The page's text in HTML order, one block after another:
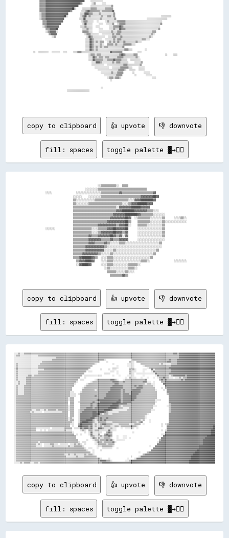
            ▒▒▒▒▒▒▓▓▓▓▓▓▓▓▓▓▓▓▓▓▓▓▓▓▓▓▓▓▓▓▓▓▓▓▓▓▓▓▓▓▒▒      ░░▒▒    ░░░░
            ▒▒▒▒▒▒▓▓▓▓▓▓▓▓▓▓▓▓▓▓▓▓▓▓▓▓▓▓▓▓▓▓▓▓▓▓▓▓        ░░░░░░░░░░░░░░░░░░░░▒▒
            ▒▒▒▒▒▒▓▓▓▓▓▓▓▓▓▓▓▓▓▓▓▓▓▓▓▓▓▓▓▓▓▓██░░    ░░░░░░░░▒▒▒▒▒▒░░░░░░░░▒▒▒▒▒▒▒▒
            ▒▒▒▒▒▒▓▓▓▓▓▓▓▓▓▓▓▓▓▓▓▓▓▓▓▓▓▓▓▓▒▒      ░░░░▒▒▓▓▒▒▒▒▒▒▒▒▒▒░░▒▒▒▒▒▒▒▒▒▒▓▓
            ░░▒▒▒▒▓▓▓▓▓▓▓▓▓▓▓▓▓▓▓▓▓▓▓▓▓▓        ░░░░▓▓▓▓▒▒▒▒░░░░░░▒▒░░░░░░░░░░░░▒▒
            ░░▒▒▒▒▓▓▓▓▓▓▓▓▓▓▓▓▓▓▓▓▓▓██░░        ░░▒▒▓▓░░▒▒░░░░░░░░░░▒▒░░░░▒▒▒▒░░▒▒                              ░░░░░░░░░░
            ░░▒▒▒▒▓▓▓▓▓▓▓▓▓▓▓▓▓▓▓▓▓▓          ░░░░▓▓░░░░░░░░░░░░░░▒▒░░░░░░░░░░░░▒▒                    ░░░░░░░░░░░░░░░░░░░░
              ▒▒▒▒▓▓▓▓▓▓▓▓▓▓▓▓▓▓▓▓            ░░▒▒▒▒░░░░░░  ░░    ░░▒▒░░░░░░░░▒▒▒▒▒▒▒▒░░░░░░░░░░░░░░░░░░░░░░░░░░░░░░░░░░░░
              ▒▒▒▒▓▓▓▓▓▓▓▓▓▓▓▓▓▓              ░░▓▓░░░░░░    ░░░░  ░░░░░░▒▒  ░░▒▒▒▒▒▒░░░░░░░░░░░░░░░░░░░░░░░░░░░░░░░░░░▒▒
              ░░▒▒▓▓▓▓▓▓▓▓▓▓▓▓              ░░░░▒▒░░░░░░  ░░░░      ░░░░▒▒▒▒▒▒▓▓▒▒░░░░░░░░░░░░░░░░░░░░░░░░░░░░░░░░░░░░
                ▒▒▒▒▓▓▓▓▓▓██                ░░░░▒▒░░░░    ░░░░    ░░░░▒▒░░░░▓▓▒▒▒▒░░░░░░░░░░░░░░░░░░░░░░░░░░░░░░░░▒▒
                ░░▒▒▓▓▓▓▓▓░░                ▒▒▒▒▒▒░░░░    ░░░░░░░░░░░░▒▒░░░░▒▒▒▒░░░░░░░░░░░░░░░░░░░░░░░░░░░░░░▒▒▒▒
                  ▒▒▓▓▓▓▓▓                  ░░▒▒▒▒░░░░░░░░  ░░░░░░░░░░▒▒░░▒▒▒▒░░░░░░░░░░░░░░░░░░░░░░░░░░░░░░▒▒░░
                    ░░▒▒                    ░░▓▓▒▒░░░░░░░░░░░░  ░░░░▒▒▒▒░░░░▒▒░░░░░░░░░░░░░░░░░░░░░░░░░░▒▒░░
                                          ░░░░▓▓▒▒░░░░░░░░  ░░░░░░░░▒▒░░▒▒▒▒░░░░░░░░░░░░░░░░░░░░▒▒▒▒░░░░
                                          ░░░░▓▓▒▒░░▒▒░░▒▒▒▒  ░░▒▒░░▒▒░░▒▒░░░░▒▒░░░░░░░░░░▒▒░░░░
                                          ░░░░▓▓▒▒░░░░░░▒▒░░  ▒▒▒▒▒▒░░▒▒░░░░░░▒▒▒▒▒▒▒▒░░░░
                                          ░░░░▓▓▒▒░░▒▒░░▒▒░░▒▒▒▒░░░░░░░░░░░░░░▒▒
                                          ░░░░▓▓▒▒░░▒▒░░░░░░░░░░░░░░░░░░░░░░░░░░▒▒▒▒░░░░        ░░
        ░░  ░░░░░░░░░░  ░░░░░░░░  ░░░░    ░░░░▒▒▒▒░░░░░░░░░░░░░░░░░░░░░░░░░░░░▓▓▒▒▒▒▒▒▒▒▒▒          ░░░░
                                            ░░▒▒▒▒░░▒▒▒▒░░░░░░░░░░░░░░░░░░▒▒▓▓▒▒░░░░░░░░▒▒▒▒                  ░░    ░░░░
                                            ░░░░▓▓▒▒░░▒▒▒▒░░▒▒▒▒░░░░░░░░▒▒▒▒▒▒░░░░░░░░░░░░▒▒░░
                                            ░░░░▓▓▒▒▒▒▒▒▒▒░░░░▒▒▒▒▒▒▓▓▒▒▒▒▒▒░░░░░░  ░░░░░░░░░░
                                              ░░░░▓▓▓▓▒▒░░░░░░░░░░▒▒░░▒▒▒▒░░░░░░░░    ░░░░░░▒▒
                                              ░░░░░░░░░░░░  ░░░░░░░░░░░░░░░░▒▒▒▒░░░░░░░░░░░░▒▒
                                                ░░░░░░░░░░░░░░  ░░░░░░░░▒▒▒▒▒▒▒▒░░░░    ░░░░░░
                                                  ░░░░░░░░░░░░░░░░░░░░▒▒▒▒▒▒░░  ░░░░░░  ░░░░░░
                                                    ░░░░░░░░░░▒▒░░░░▒▒▒▒▒▒      ░░      ░░░░░░
                                                      ░░░░░░░░░░░░▒▒▒▒▒▒        ░░      ░░░░░░
                                                        ░░▒▒▒▒░░▒▒▒▒░░                    ░░░░
copy to clipboard 👍 upvote 👎 downvote
fill: spaces toggle palette ▓→✊🏽
                                    ░░▒▒▒▒▒▒▒▒▒▒░░  ▒▒▒▒
                            ░░░░░░░░▒▒▒▒▒▒▒▒▒▒▒▒▒▒▒▒▒▒▒▒▒▒▒▒▒▒▒▒▒▒▒▒
  ░░░░                ░░░░░░░░░░░░░░░░▒▒▒▒▒▒▒▒▒▒▒▒▓▓▒▒▒▒▒▒▒▒▒▒▒▒▒▒▒▒▒▒▒▒▓▓
                    ░░░░░░    ░░░░░░░░▒▒▒▒▒▒▒▒▒▒▒▒▒▒▒▒▒▒▒▒▒▒▒▒▒▒▓▓▓▓▓▓▓▓██▓▓
                    ▒▒░░░░░░░░░░░░▒▒▒▒▒▒▒▒▒▒▒▒▒▒▒▒▒▒▒▒▒▒░░░░▓▓▓▓████████▓▓
                    ▒▒░░░░░░░░▒▒▒▒▒▒▒▒▒▒▒▒▒▒▒▒▒▒▒▒▒▒░░░░▒▒▓▓▓▓██████▓▓▓▓
                    ▒▒▒▒▒▒▒▒▒▒▒▒▒▒▒▒▒▒▒▒▒▒▒▒▒▒▒▒░░▓▓▓▓▓▓▓▓██████▓▓▓▓▓▓
                    ▒▒▒▒▒▒▒▒▒▒▒▒▒▒▒▒▒▒▒▒▒▒▒▒▒▒▒▒▓▓▓▓████████▓▓▓▓▓▓▓▓▒▒▒▒░░░░
                    ▒▒▒▒▒▒▒▒▒▒▒▒▒▒▒▒▒▒▒▒▒▒▒▒▒▒▓▓▓▓▓▓▓▓████████▓▓▒▒▒▒▒▒▒▒░░░░░░░░
                    ▒▒▒▒▒▒▒▒▒▒▒▒▒▒▒▒▒▒▒▒▒▒▒▒▓▓▓▓▓▓▓▓▓▓██▓▓  ░░▒▒▒▒▒▒▒▒░░░░░░░░▒▒      ░░░░▒▒░░
                    ▒▒▒▒▒▒▒▒▒▒▒▒▒▒▒▒▒▒▒▒▒▒▓▓▓▓▓▓▓▓▓▓▓▓██▒▒    ▒▒▒▒▒▒▒▒░░░░░░░░▒▒░░░░░░░░░░░░░░
                    ▒▒▒▒▒▒▒▒▒▒▒▒▒▒▒▒▓▓▓▓▓▓▓▓▓▓▓▓▒▒▓▓▓▓██░░    ▒▒▒▒▒▒░░░░░░░░░░▒▒
  ░░░░░░            ▒▒▒▒▒▒▒▒▒▒▒▒░░░░▒▒▒▒▒▒▓▓▓▓██▓▓▓▓▓▓██      ░░░░░░░░░░░░░░░░▒▒
                    ▒▒▒▒▒▒▒▒▒▒▒▒░░░░▒▒▓▓▓▓▓▓▓▓██▓▓▓▓▒▒▓▓      ░░░░░░░░░░░░░░░░▒▒
                    ▒▒▒▒▒▒▒▒▒▒▓▓▒▒▒▒▓▓▓▓▓▓▓▓██▓▓▒▒▓▓░░▓▓      ░░░░░░░░░░░░░░░░▒▒
                    ▒▒▒▒▒▒▒▒▒▒▓▓▓▓▓▓▓▓▒▒▒▒▒▒▓▓▒▒▒▒▓▓▓▓▓▓      ░░░░░░░░░░░░░░░░░░
                    ▒▒▒▒▒▒▒▒▒▒▓▓▓▓▒▒▒▒▒▒▓▓▒▒░░░░░░▒▒▒▒░░░░░░░░░░░░░░░░░░░░░░▒▒
                    ▒▒▒▒▒▒▒▒▓▓▓▓▓▓▓▓▓▓▓▓▒▒░░░░░░░░░░░░░░░░░░░░░░░░░░░░░░░░░░░░
                    ▒▒▒▒▒▒▒▒▓▓▓▓▓▓▓▓▓▓▓▓░░░░░░▒▒░░░░░░░░░░░░░░░░░░░░░░░░░░▒▒
                    ▒▒▒▒▒▒▓▓▓▓▓▓▓▓▓▓▒▒░░░░░░▒▒░░░░░░░░░░░░░░░░░░░░░░░░░░▒▒
                    ▒▒▒▒▓▓██████▓▓▒▒  ░░░░▒▒▒▒░░░░░░░░░░░░░░░░░░░░░░░░▒▒
                      ▒▒▓▓▓▓████▓▓    ░░░░▒▒▒▒░░░░░░░░░░░░░░░░░░▒▒▒▒░░                ░░░░░░░░
                      ░░▓▓████▓▓      ░░░░▒▒▒▒░░░░░░░░░░▒▒▒▒▒▒░░
                                        ░░▒▒░░░░░░░░░░░░▒▒▒▒░░
                                          ▒▒▒▒▒▒░░░░░░▒▒░░░░
copy to clipboard 👍 upvote 👎 downvote
fill: spaces toggle palette ▓→✊🏽
░░░░▒▒░░░░▒▒▒▒▒▒▒▒▒▒▒▒▒▒▒▒▒▒▒▒▒▒▒▒▒▒▒▒▒▒▒▒▒▒▒▒▒▒▒▒▒▒▒▒▒▒▒▒▒▒▒▒▒▒▒▒▒▒▒▒▒▒▒▒▒▒▒▒▒▒▒▒▒▒▒▒▒▒▒▒▒▒▒▒▒▒▒▒▒▒▒▒▒▒▒▒▒▒▒▒▒▒▒▒▒▒▒▒▒▒▒▒▒▒▒▒▒▒▒▒▒▒▒▒▒▒▒▒▒▒▒▒▒▒▒▒▒▒▒▒▒▒▒▒▒▒▒▒▓▓▓▓▒▒▓▓▓▓▓▓▓▓▓▓▓▓▓▓▓▓▓▓▓▓▓▓▓▓▓▓▓▓▓▓▓▓▓▓▓▓
░░▒▒▒▒░░░░░░░░░░░░░░░░░░▒▒▒▒▒▒▒▒▒▒▒▒▒▒▒▒▒▒▒▒▒▒▒▒▒▒▒▒▒▒▒▒▒▒▒▒▒▒▒▒▒▒▒▒▒▒▒▒▒▒▒▒▒▒▒▒▒▒▒▒▒▒▒▒▒▒▒▒▒▒▒▒▒▒▒▒▒▒▒▒▒▒▒▒▒▒▒▒▒▒▒▒▒▒▒▒▒▒▒▒▒▒▒▒▒▒▒▒▒▒▒▒▒▒▒▒▒▒▒▒▒▒▒▒▒▒▒▒▒▒▒▒▒▒▒▒▒▒▒▒▓▓▓▓▓▓▓▓▓▓▓▓▓▓▓▓▓▓▓▓▓▓▓▓▓▓▓▓▓▓▓▓▓▓▓▓
░░░░░░░░░░░░░░░░░░░░░░░░░░░░░░░░░░░░░░░░░░▒▒▒▒▒▒▒▒▒▒▒▒▒▒▒▒▒▒▒▒▒▒▒▒▒▒▒▒▒▒▒▒▒▒▒▒▒▒▒▒▒▒▒▒▒▒▒▒▒▒▒▒▒▒▒▒▒▒▒▒▒▒▒▒▒▒▒▒▒▒▒▒▒▒▒▒▒▒▒▒▒▒▒▒▒▒▒▒▒▒▒▒▒▒▒▒▒▒▒▒▒▒▒▒▒▒▒▒▒▒▒▒▒▒▒▒▒▒▒▒▒▒▓▓▓▓▓▓▓▓▓▓▓▓▓▓▓▓▓▓▓▓▓▓▓▓▓▓▓▓▓▓▓▓▓▓▓▓
░░░░░░░░░░░░░░░░░░░░░░░░░░░░░░░░░░░░░░▒▒▒▒▒▒▒▒▒▒▒▒▒▒▒▒▒▒▒▒▒▒▒▒▒▒▒▒▒▒▒▒▒▒▒▒▒▒▒▒▒▒▒▒▒▒▒▒▒▒▒▒░░                        ░░▒▒▒▒▒▒▒▒▒▒▒▒▒▒▒▒▒▒▒▒▒▒▒▒▒▒▒▒▒▒▒▒▒▒▒▒▓▓▒▒▒▒▒▒▓▓▓▓▓▓▓▓▓▓▓▓▓▓▓▓▓▓▓▓▓▓▓▓▓▓▓▓▓▓▓▓▓▓▓▓▓▓
░░░░░░░░░░░░░░░░░░░░░░░░░░░░▒▒▒▒▒▒▒▒▒▒▒▒▒▒▒▒▒▒▒▒▒▒▒▒▒▒▒▒▒▒▒▒▒▒▒▒▒▒▒▒▒▒▒▒▒▒▒▒▒▒▒▒▒▒▒▒░░      ░░                    ▒▒░░░░  ▒▒▒▒▒▒▒▒▒▒▒▒▒▒▒▒▒▒▒▒▒▒▒▒▒▒▒▒▒▒▓▓▓▓▒▒▒▒▒▒▓▓▓▓▓▓▓▓▓▓▓▓▓▓▓▓▓▓▓▓▓▓▓▓▓▓▓▓▓▓▓▓▓▓▓▓▓▓
░░▒▒░░░░░░░░░░░░░░░░░░░░░░▒▒▒▒▒▒▒▒▒▒▒▒▒▒▒▒▒▒▒▒▒▒▒▒▒▒▒▒▒▒▒▒▒▒▒▒▒▒▒▒▒▒▒▒▒▒▒▒▒▒▒▒▒▒░░                ░░            ░░░░░░░░      ▒▒▒▒▒▒▒▒▒▒▒▒▒▒▒▒▒▒░░▒▒░░░░░░░░▒▒▒▒▒▒▓▓▓▓▓▓▓▓▓▓▓▓▓▓▓▓▓▓▓▓▓▓▓▓▓▓▓▓▓▓▓▓▓▓▓▓▓▓
░░▒▒░░░░░░░░░░░░░░░░░░░░▒▒▒▒▒▒▒▒▒▒▒▒▒▒▒▒▒▒▒▒▒▒▒▒▒▒▒▒▒▒▒▒▒▒▒▒▒▒▒▒▒▒▒▒▒▒▒▒▒▒▒▒▒▒                        ░░        ░░░░░░░░        ░░▒▒▒▒▒▒▒▒▒▒▒▒▒▒▒▒▒▒▒▒▒▒▒▒▒▒▓▓▓▓▓▓▓▓▓▓▓▓▓▓▓▓▓▓▓▓▓▓▓▓▓▓▓▓▓▓▓▓▓▓▓▓▓▓▓▓▓▓▓▓
░░▒▒░░░░░░░░░░░░░░░░░░░░▒▒▒▒▒▒▒▒▒▒▒▒▒▒▒▒▒▒▒▒▒▒▒▒▒▒▒▒▒▒▒▒▒▒▒▒▒▒▒▒▒▒▒▒▒▒▒▒▒▒▒▒                      ░░░░░░          ░░░░░░            ░░▒▒▒▒▒▒▒▒▒▒▒▒▒▒▒▒▒▒▒▒▓▓▓▓▓▓▓▓▓▓▓▓▓▓▓▓▓▓▓▓▓▓▓▓▓▓▓▓▓▓▓▓▓▓▓▓▓▓▓▓▓▓▓▓▓▓
░░▒▒░░░░░░░░░░░░░░░░░░░░░░░░░░▒▒▒▒▒▒▒▒▒▒▒▒▒▒▒▒▒▒▒▒▒▒▒▒▒▒▒▒▒▒▒▒▒▒▒▒▒▒▒▒▒▒▒▒            ░░      ░░  ░░░░            ▒▒░░▒▒░░      ░░░░    ▓▓░░▒▒▒▒▒▒▒▒▒▒▒▒▒▒▒▒▓▓▓▓▓▓▓▓▓▓▓▓▓▓▓▓▓▓▓▓▓▓▓▓▓▓▓▓▓▓▓▓▓▓▓▓▓▓▓▓▓▓▓▓
░░▒▒░░░░░░░░░░░░░░░░░░░░▒▒▒▒▒▒▒▒▒▒▒▒▒▒▒▒▒▒▒▒▒▒▒▒▒▒▒▒▒▒▒▒▒▒▒▒▒▒▒▒▒▒▒▒▒▒▒▒  ░░░░                  ░░░░  ░░          ▒▒░░░░░░      ░░      ░░▓▓▒▒▒▒▒▒▒▒▒▒▒▒▒▒▒▒▓▓▓▓▓▓▓▓▓▓▓▓▓▓▓▓▓▓▓▓▓▓▓▓▓▓▓▓▓▓▓▓▓▓▓▓▓▓▓▓▓▓▓▓
░░▒▒░░░░░░░░░░░░░░░░░░░░▒▒▒▒▒▒▒▒▒▒▒▒▒▒▒▒▒▒▒▒▒▒▒▒▒▒▒▒▒▒▒▒▒▒▒▒▒▒▒▒▒▒▒▒▒▒                    ░░░░░░      ░░          ▒▒░░░░  ░░░░░░░░░░░░░░░░░░▓▓▒▒▒▒▒▒▒▒▒▒▒▒▓▓▓▓▓▓▓▓▓▓▓▓▓▓▓▓▓▓▓▓▓▓▓▓▓▓▓▓▓▓▓▓▓▓▓▓▓▓▓▓▓▓▓▓▓▓
░░▒▒░░░░░░░░░░▒▒▒▒░░▒▒▒▒▒▒▒▒▒▒▒▒▒▒▒▒▒▒▒▒▒▒▒▒▒▒▒▒▒▒▒▒▒▒▒▒▒▒▒▒▒▒▒▒▒▒▒▒  ░░░░░░░░░░░░░░░░░░          ░░    ░░      ░░░░░░░░        ░░          ░░▓▓▒▒▒▒▒▒▒▒▒▒░░▒▒▓▓▓▓▓▓▓▓▓▓▓▓▒▒▓▓▓▓▓▓▓▓▓▓▓▓▓▓▓▓▓▓▓▓▓▓▓▓▓▓▓▓
░░▒▒░░░░░░░░▒▒▒▒▒▒▒▒▒▒▒▒▒▒▒▒▒▒▒▒▒▒▒▒▒▒▒▒▒▒▒▒▒▒▒▒▒▒▒▒▒▒▒▒▒▒▒▒▒▒▒▒▒▒    ░░                                      ░░  ▒▒░░░░░░    ░░    ░░    ░░  ░░▒▒▒▒▓▓▒▒▒▒░░░░  ░░░░▒▒░░▒▒▒▒▓▓▓▓▓▓▓▓▓▓▓▓▓▓▓▓▓▓▓▓▓▓▓▓▓▓▓▓
░░▒▒░░░░░░░░▒▒▒▒▒▒▒▒▒▒▒▒▒▒▒▒▒▒▒▒▒▒▒▒▒▒▒▒▒▒▒▒▒▒▒▒▒▒▒▒▒▒▒▒▒▒▒▒▒▒▒▒  ░░░░          ░░▒▒▒▒▒▒▒▒▒▒▒▒▒▒▓▓▓▓▒▒░░    ░░▒▒▒▒▒▒▒▒▒▒▒▒▒▒▒▒▒▒▒▒▓▓            ▒▒▓▓▒▒▓▓▒▒▒▒▒▒▒▒▒▒▒▒▒▒▓▓▒▒▓▓▓▓▓▓▓▓▓▓▓▓▓▓▓▓▓▓▓▓▓▓▓▓▓▓▓▓▓▓
░░░░▒▒░░░░░░▒▒▒▒▒▒▒▒▒▒▒▒▒▒▒▒▒▒▒▒▒▒▒▒▒▒▒▒▒▒▒▒▒▒▒▒▒▒▒▒▒▒▒▒▒▒▒▒▒▒░░            ░░▒▒▒▒▒▒▒▒▒▒▒▒▒▒▒▒▒▒▒▒▓▓▓▓▓▓▒▒▒▒▓▓▒▒▒▒▒▒▒▒▒▒▒▒▒▒▒▒▒▒▓▓▓▓░░░░  ░░      ▒▒▒▒▓▓▓▓▓▓▓▓▓▓▓▓▓▓▓▓▓▓▓▓▓▓▓▓▓▓▓▓▓▓▓▓▓▓▓▓▓▓▓▓▓▓▓▓▓▓▓▓▓▓
░░░░▒▒░░░░░░▒▒▒▒▒▒▒▒▒▒▒▒▒▒▒▒▒▒▒▒▒▒▒▒▒▒▒▒▒▒▒▒▒▒▒▒▒▒▒▒▒▒▒▒▒▒▒▒░░          ░░▒▒▒▒▒▒▒▒▒▒▒▒▒▒▒▒▒▒▒▒▒▒▒▒▒▒▓▓▓▓▒▒▒▒▒▒▒▒▒▒▒▒▒▒▒▒▒▒▒▒▒▒▒▒▒▒░░▒▒▒▒░░░░        ▓▓▓▓▓▓▓▓▓▓▓▓▓▓▓▓▓▓▓▓▓▓▓▓▓▓▓▓▓▓▓▓▓▓▓▓▓▓▓▓▓▓▓▓▓▓▓▓▓▓▓▓
░░▒▒░░░░░░▒▒▒▒▒▒▒▒▒▒▒▒▒▒▒▒▒▒▒▒▒▒▒▒▒▒▒▒▒▒▒▒▒▒▒▒▒▒▒▒▒▒▒▒▒▒▒▒▒▒          ░░▒▒▒▒▒▒▒▒▒▒▒▒▒▒▒▒▒▒▒▒▒▒▒▒▒▒▓▓▓▓▓▓▓▓▓▓▒▒▒▒▒▒▒▒▒▒▒▒▓▓▒▒▓▓▓▓▒▒▒▒▒▒▒▒▒▒░░          ▓▓▓▓▓▓▓▓▓▓▓▓▓▓▓▓▓▓▓▓▓▓▓▓▓▓▓▓▓▓▓▓▓▓▓▓▓▓▓▓▓▓▓▓▓▓▓▓▓▓
░░▒▒░░░░░░▒▒▒▒▒▒▒▒▒▒▒▒▒▒▒▒▒▒▒▒▒▒▒▒▒▒▒▒▒▒▒▒▒▒▒▒▒▒▒▒▒▒▒▒▒▒▒▒          ░░▒▒▒▒▒▒▒▒▒▒▒▒▒▒▒▒▒▒▒▒▒▒▒▒▒▒▓▓▓▓▓▓▓▓▓▓▓▓▒▒▒▒▒▒▒▒▒▒▒▒▒▒▓▓▓▓▓▓▒▒▒▒▒▒▒▒▒▒▒▒      ░░  ▒▒▓▓▓▓▓▓▓▓▓▓▓▓▓▓▓▓▓▓▓▓▓▓▓▓▓▓▓▓▓▓▓▓▓▓▓▓▓▓▓▓▓▓▓▓▓▓▓▓
░░▒▒░░░░░░▒▒▒▒▒▒▒▒▒▒▒▒▒▒▒▒▒▒▒▒▒▒▒▒▒▒▒▒▒▒▒▒▒▒▒▒▒▒▒▒▒▒▒▒▒▒▒▒          ▒▒▒▒▒▒▒▒▒▒▒▒░░▒▒▒▒▒▒▒▒▒▒▒▒▒▒▓▓▓▓▓▓▓▓▓▓▒▒▓▓▒▒▒▒▒▒▒▒▓▓▓▓▓▓▓▓▒▒▒▒▒▒▒▒▒▒▒▒▒▒░░      ░░  ▓▓▓▓▓▓▓▓▓▓▓▓▓▓▓▓▓▓▓▓▓▓▓▓▓▓▓▓▓▓▓▓▓▓▓▓▓▓▓▓▓▓▓▓▓▓▓▓
░░▒▒░░░░░░▒▒▒▒▒▒▒▒▒▒▒▒▒▒▒▒▒▒▒▒▒▒▒▒▒▒▒▒▒▒▒▒▒▒▒▒▒▒▒▒▒▒▒▒▒▒░░░░      ░░▒▒▒▒▒▒▒▒▒▒▒▒▒▒▒▒▒▒▒▒▒▒▒▒▒▒▓▓▓▓▓▓▓▓▓▓▓▓▒▒▓▓▒▒▒▒▒▒▓▓▓▓▓▓▓▓▓▓▒▒▒▒▒▒▒▒▒▒▒▒▒▒▒▒          ▓▓▓▓▓▓▓▓▓▓▓▓▓▓▓▓▓▓▓▓▓▓▓▓▓▓▓▓▓▓▓▓▓▓▓▓▓▓▓▓▓▓▓▓▓▓▓▓
░░▒▒░░░░░░▒▒▒▒▒▒▒▒▒▒▒▒▒▒▒▒▒▒▒▒▒▒▒▒▒▒▒▒▒▒▒▒▒▒▒▒▒▒▒▒▒▒▒▒▒▒░░░░░░  ░░▒▒▒▒▒▒▒▒▒▒▒▒▒▒▒▒▒▒▒▒▒▒▒▒▒▒▓▓▓▓▓▓▓▓▓▓▓▓▓▓▒▒▓▓▓▓▓▓▒▒▓▓▓▓▓▓▓▓▒▒▒▒▒▒▒▒▒▒▒▒▒▒▒▒▒▒          ▒▒▓▓▓▓▓▓▓▓▓▓▓▓▓▓▓▓▓▓▓▓▓▓▓▓▓▓▓▓▓▓▓▓▓▓▓▓▓▓▓▓▓▓▓▓▓▓
░░▒▒▒▒▒▒▒▒▒▒▒▒▒▒▒▒▒▒▒▒▒▒▒▒▒▒▒▒▒▒▒▒▒▒▒▒▒▒▒▒▒▒▒▒▒▒▒▒▒▒▒▒▒▒░░░░░░    ▒▒▒▒▒▒▒▒▒▒▒▒▒▒▓▓▒▒▒▒▒▒▒▒▒▒▓▓▓▓▓▓▓▓▓▓▓▓▓▓▒▒▓▓▓▓▓▓▓▓▓▓▓▓▓▓▒▒▒▒▒▒▒▒▒▒▒▒▒▒▒▒▒▒▒▒            ▓▓▓▓▓▓▓▓▓▓▓▓▓▓▓▓▓▓▓▓▓▓▓▓▓▓▓▓▓▓▓▓▓▓▓▓▓▓▓▓▓▓▓▓▓▓
░░▒▒▒▒▒▒▒▒▒▒▒▒▒▒▒▒▒▒▒▒▒▒▒▒▒▒▒▒▒▒▒▒▒▒▒▒▒▒▒▒▒▒▒▒▒▒▒▒▒▒▒▒░░▒▒▒▒      ▒▒▒▒▒▒▒▒▒▒▒▒▒▒▒▒▒▒▒▒▒▒▒▒▓▓▓▓▓▓▓▓▓▓▓▓▓▓▓▓▒▒▓▓▓▓▓▓▓▓▓▓▓▓▓▓▒▒▒▒▒▒▒▒▒▒▒▒▒▒▒▒▒▒▒▒            ▓▓▓▓▓▓▓▓▓▓▓▓▓▓▓▓▓▓▓▓▓▓▓▓▓▓▓▓▓▓▓▓▓▓▓▓▓▓▓▓▓▓▓▓▓▓
░░▒▒▒▒▒▒▒▒▒▒▒▒▒▒▒▒▒▒▒▒▒▒▒▒▒▒▒▒▒▒▒▒▒▒▒▒▒▒▒▒▒▒▒▒▒▒▒▒▒▒▒▒░░▒▒▒▒      ▒▒▒▒▒▒▒▒▒▒▒▒▒▒▒▒▓▓▓▓▓▓▓▓▓▓▓▓▓▓▓▓▓▓▓▓▓▓██▒▒▓▓▓▓▓▓▓▓▓▓▓▓▒▒▒▒▒▒▒▒▒▒▒▒▒▒▒▒▒▒▒▒░░░░░░        ▓▓▓▓▓▓▓▓▓▓▓▓▓▓▓▓▓▓▓▓▓▓▓▓▓▓▓▓▓▓▓▓▓▓▓▓▓▓▓▓▓▓▓▓▓▓
░░▒▒▒▒▒▒▒▒▒▒▒▒▒▒▒▒▒▒▒▒▒▒▒▒▒▒▒▒▒▒▒▒▒▒▒▒▒▒▒▒▒▒▒▒▒▒▒▒▒▒▒▒  ▒▒▒▒    ░░▒▒▒▒▒▒▒▒▒▒▒▒▓▓▒▒▒▒▒▒▓▓▓▓▓▓▓▓▓▓▓▓▓▓▓▓████▒▒▓▓▓▓▓▓▓▓▒▒▒▒▒▒▒▒▒▒▒▒▒▒▒▒▒▒▒▒▒▒▒▒░░            ▓▓▓▓▓▓▓▓▓▓▓▓▓▓▓▓▓▓▓▓▓▓▓▓▓▓▓▓▓▓▓▓▓▓▓▓▓▓▓▓▓▓▓▓▓▓
░░▒▒▒▒▒▒▒▒▒▒▒▒▒▒▒▒▒▒▒▒▒▒▒▒▒▒▒▒▒▒▒▒▒▒▒▒▒▒▒▒▒▒▒▒▒▒▒▒▒▒▒▒  ▒▒▒▒      ▒▒▒▒▒▒▒▒▒▒▓▓▒▒▒▒▓▓▓▓▓▓▓▓▓▓▓▓▓▓▓▓██████▓▓▓▓▓▓▓▓▒▒▒▒▒▒▒▒▒▒▒▒▒▒▒▒▒▒▒▒▒▒▒▒▒▒▒▒              ▒▒▓▓▓▓▓▓▓▓▓▓▓▓▓▓▓▓▓▓▓▓▓▓▓▓▓▓▓▓▓▓▓▓▓▓▓▓▓▓▓▓▓▓▓▓
░░▒▒▒▒▒▒▒▒▒▒▒▒▒▒▒▒▒▒▒▒▒▒▒▒▒▒▒▒▒▒▒▒▒▒▒▒▒▒▒▒▒▒▒▒▒▒▒▒▒▒▒▒░░▒▒▒▒      ▒▒▒▒▒▒▒▒▒▒▓▓▒▒▒▒▓▓▓▓▓▓▓▓▓▓▓▓▓▓████████▒▒░░▒▒▒▒▒▒▒▒▒▒▒▒▒▒▒▒▒▒▒▒▒▒▒▒▒▒▒▒▒▒░░░░          ░░▒▒▓▓▓▓▓▓▓▓▓▓▓▓▓▓▓▓▓▓▓▓▓▓▓▓▓▓▓▓▓▓▓▓▓▓▓▓▓▓▓▓▓▓▓▓
░░▒▒▒▒▒▒▒▒▒▒▒▒▒▒▒▒▒▒▒▒▒▒▒▒▒▒▒▒▒▒▒▒▒▒▒▒▒▒▒▒▒▒▒▒▒▒▒▒▒▒▒▒░░▒▒▒▒      ▒▒▒▒▒▒▓▓▓▓▓▓▒▒▓▓▓▓▓▓▓▓▓▓▓▓▓▓████████▓▓▒▒▒▒░░░░░░▒▒▒▒▒▒▒▒▒▒▒▒▒▒▒▒▒▒▒▒▒▒▒▒                ▒▒▓▓▓▓▓▓▓▓▓▓▓▓▓▓▓▓▓▓▓▓▓▓▓▓▓▓▓▓▓▓▓▓▓▓▓▓▓▓▓▓▓▓▓▓
░░▒▒▒▒▒▒▒▒▒▒▒▒▒▒▒▒░░░░▒▒▒▒░░░░▒▒░░▒▒▒▒▒▒▒▒░░▒▒▒▒▒▒▒▒▒▒░░▒▒▒▒    ░░▒▒▒▒▓▓▓▓▓▓▓▓▓▓▓▓▓▓▓▓▓▓▓▓██████▓▓░░░░░░░░░░░░░░▒▒▒▒▒▒▒▒▒▒▒▒▒▒▒▒▒▒▒▒▒▒▒▒░░░░              ▒▒▓▓▓▓▓▓▓▓▓▓▓▓▓▓▓▓▓▓▓▓▓▓▓▓▓▓▓▓▓▓▓▓▓▓▓▓▓▓▓▓▓▓▓▓
░░▒▒▒▒▒▒▒▒▒▒▒▒▒▒░░▒▒░░░░░░░░  ░░░░░░░░░░░░░░░░░░▒▒▒▒▒▒  ▒▒▒▒    ░░▒▒▓▓▓▓▓▓▓▓▓▓████▓▓██████▓▓▒▒░░░░░░░░░░▒▒▒▒▒▒▒▒▒▒▒▒▒▒▒▒▒▒▒▒▒▒▒▒▒▒▒▒▒▒▒▒                  ▒▒▓▓▓▓▓▓▓▓▓▓▓▓▓▓▓▓▓▓▓▓▓▓▓▓▓▓▓▓▓▓▓▓▓▓▓▓▓▓▓▓▓▓▓▓
░░▒▒▒▒▒▒▒▒▒▒▒▒▒▒▒▒▒▒▒▒▒▒▒▒▒▒▒▒▒▒▒▒▒▒▒▒▒▒▒▒▒▒▒▒▒▒▒▒▒▒▒▒  ▒▒▒▒    ░░▓▓▓▓▓▓▓▓▓▓▓▓████████▒▒░░▒▒▒▒░░░░▒▒▒▒▒▒▒▒▒▒▒▒▒▒▒▒▒▒▒▒▒▒▒▒▒▒▒▒▒▒▒▒▒▒░░                    ▓▓▓▓▓▓▓▓▓▓▓▓▓▓▓▓▓▓▓▓▓▓▓▓▓▓▓▓▓▓▓▓▓▓▓▓▓▓▓▓▓▓▓▓▓▓
░░▒▒▒▒▒▒▒▒▒▒▒▒▒▒▒▒▒▒▒▒▒▒▒▒▒▒▒▒▒▒▒▒▒▒▒▒▒▒▒▒▒▒▒▒▒▒▒▒▒▒▒▒  ▒▒▒▒    ░░▓▓▓▓▓▓▓▓▓▓▓▓████▓▓▒▒▒▒▒▒▒▒▒▒▒▒▒▒▒▒▒▒▒▒▒▒▒▒▒▒▒▒▒▒▒▒▒▒▒▒▒▒▒▒▒▒▒▒▒▒░░                      ▓▓▓▓▓▓▓▓▓▓▓▓▓▓▓▓▓▓▓▓▓▓▓▓▓▓▓▓▓▓▓▓▓▓▓▓▓▓▓▓▓▓▓▓▓▓
░░▒▒▒▒▒▒▒▒▒▒▒▒▒▒▒▒▒▒▒▒▒▒▒▒▒▒▒▒▒▒▒▒▒▒▒▒▒▒▒▒▒▒▒▒▒▒▒▒▒▒▒▒░░▒▒░░    ░░▓▓▓▓▓▓▓▓▓▓████▒▒▒▒▒▒▓▓▒▒▒▒▓▓▒▒▒▒▒▒▒▒▒▒▒▒▒▒▒▒▒▒▒▒▒▒▒▒▒▒▒▒▒▒▒▒▒▒▒▒░░                      ▓▓▓▓▓▓▓▓▓▓▓▓▓▓▓▓▓▓▓▓▓▓▓▓▓▓▓▓▓▓▓▓▓▓▓▓▓▓▓▓▓▓▓▓▓▓
░░▒▒▒▒▒▒▒▒▒▒▒▒▒▒▒▒▒▒▒▒▒▒▒▒▒▒▒▒▒▒▒▒▒▒▒▒▒▒▒▒▒▒▒▒▒▒▒▒▒▒▒▒░░▒▒▒▒    ░░▓▓▓▓▓▓██████▒▒░░▒▒▒▒▓▓▒▒▓▓▒▒▒▒▒▒▒▒▒▒▒▒▒▒▒▒▒▒▒▒▒▒▒▒▒▒▒▒▒▒▒▒▒▒░░▒▒    ░░                  ▓▓▓▓▓▓▓▓▓▓▓▓▓▓▓▓▓▓▓▓▓▓▓▓▓▓▓▓▓▓▓▓▓▓▓▓▓▓▓▓▓▓▓▓▓▓
░░▒▒▒▒▒▒▒▒▒▒▒▒▒▒▒▒▒▒▒▒▒▒▒▒▒▒▒▒▒▒▒▒▒▒▒▒▒▒▒▒▒▒▒▒▒▒▒▒▒▒▒▒▒▒▒▒░░    ░░▓▓██████▓▓▓▓▒▒░░░░▒▒▒▒▒▒▒▒░░░░░░▒▒▒▒▒▒▒▒▒▒▒▒▒▒▒▒▒▒▒▒▒▒▒▒░░▒▒▓▓      ░░                  ▓▓▓▓▓▓▓▓▓▓▓▓▓▓▓▓▓▓▓▓▓▓▓▓▓▓▓▓▓▓▓▓▓▓▓▓▓▓▓▓▓▓▓▓▓▓
░░▒▒▒▒▒▒▒▒▒▒▒▒▒▒▒▒▒▒▒▒▒▒▒▒▒▒▒▒▒▒▒▒▒▒▒▒▒▒▒▒▒▒▒▒▒▒▒▒▒▒▒▒▒▒░░░░    ▒▒██▓▓▓▓▓▓▓▓▓▓░░▒▒░░░░▒▒▓▓▓▓▒▒▒▒▒▒░░░░░░▒▒▒▒▒▒▒▒▒▒░░░░░░▒▒▒▒▒▒  ░░                ░░  ░░▒▒▓▓▓▓▓▓▓▓▓▓▓▓▓▓▓▓▓▓▓▓▓▓▓▓▓▓▓▓▓▓▓▓▓▓▓▓▓▓▓▓▓▓▓▓▓▓
░░▒▒▒▒▒▒▒▒▒▒▒▒▒▒▒▒▒▒▒▒▒▒▒▒▒▒▒▒▒▒▒▒▒▒▒▒▒▒▒▒▒▒▒▒▒▒▒▒▒▒▒▒▒▒  ░░    ▓▓██▓▓▓▓▓▓▒▒▓▓░░▒▒░░░░▒▒░░▒▒▒▒▒▒░░░░▒▒▒▒░░▒▒▒▒▒▒▒▒▒▒▓▓▒▒▒▒░░                      ░░    ▓▓▓▓▓▓▓▓▓▓▓▓▓▓▓▓▓▓▓▓▓▓▓▓▓▓▓▓▓▓▓▓▓▓▓▓▓▓▓▓▓▓▓▓▓▓██
░░▒▒▒▒▒▒▒▒▒▒▒▒▒▒▒▒▒▒▒▒░░░░░░░░░░░░░░  ░░░░░░░░░░░░▒▒▒▒▒▒▒▒  ░░░░░░▓▓▒▒▓▓▓▓▒▒▓▓░░░░░░▓▓▓▓▒▒░░░░░░▒▒░░░░    ░░  ░░░░░░▒▒░░  ░░                            ▓▓▓▓▓▓▓▓▓▓▓▓▓▓▓▓▓▓▓▓▓▓▓▓▓▓▓▓▓▓▓▓▓▓▓▓▓▓▓▓▓▓▓▓▓▓██
░░▒▒▒▒▒▒▒▒▒▒▒▒▒▒▒▒▒▒▒▒    ░░  ░░  ░░░░░░░░░░░░░░░░▒▒░░░░░░        ░░▒▒░░  ▒▒▒▒░░▒▒▒▒░░░░░░░░░░▓▓░░░░░░                                            ░░  ░░▓▓▓▓▓▓▓▓▓▓▓▓▓▓▓▓▓▓▓▓▓▓▓▓▓▓▓▓▓▓▓▓▓▓▓▓▓▓▓▓▓▓▓▓████
░░▒▒▒▒▒▒▒▒▒▒▒▒▒▒▒▒▒▒▒▒▒▒▒▒▒▒▒▒▒▒▒▒▒▒▒▒▒▒▒▒▒▒▒▒▒▒▒▒▒▒▒▒▒▒▒▒░░          ░░  ░░▓▓░░░░░░░░░░    ▒▒▓▓▒▒                    ░░                              ▓▓▓▓▓▓▓▓▓▓▓▓▓▓▓▓▓▓▓▓▓▓▓▓▓▓▓▓▓▓▓▓▓▓▓▓▓▓▓▓▓▓▓▓▓▓████
░░▒▒▒▒▒▒▒▒▒▒▒▒▒▒▒▒▒▒▒▒▒▒▒▒▒▒▒▒▒▒▒▒▒▒▒▒▒▒▒▒▒▒▒▒▒▒▒▒▒▒▒▒▒▒▒▒▒▒  ░░  ░░      ░░▓▓░░░░░░▒▒    ▒▒▓▓▒▒▒▒                                                ░░░░▓▓▓▓▓▓▓▓▓▓▓▓▓▓▓▓▓▓▓▓▓▓▓▓▓▓▓▓▓▓▓▓▓▓▓▓▓▓▓▓▓▓▓▓▓▓████
░░▒▒▒▒▒▒▒▒▒▒▒▒▒▒▒▒▒▒▒▒▒▒▒▒▒▒▒▒▒▒▒▒▒▒▒▒▒▒▒▒▒▒▒▒▒▒▒▒▒▒▒▒▒▒▒▒▒▒▒▒              ▒▒▒▒░░░░░░▒▒░░▒▒▒▒▓▓▒▒    ░░    ░░░░                                    ▓▓▓▓▓▓▓▓▓▓▓▓▓▓▓▓▓▓▓▓▓▓▓▓▓▓▓▓▓▓▓▓▓▓▓▓▓▓▓▓▓▓▓▓████████
░░▒▒▒▒▒▒▒▒▒▒▒▒▒▒▒▒▒▒▒▒▒▒▒▒▒▒▒▒▒▒▒▒▒▒▒▒▒▒▒▒▒▒▒▒▒▒▒▒▒▒▒▒▒▒▒▒▒▒▒▒              ░░▓▓▒▒░░▒▒░░░░▒▒▒▒▒▒░░    ░░    ░░░░  ░░                          ░░  ▓▓▓▓▓▓▓▓▓▓▓▓▓▓▓▓▓▓▓▓▓▓▓▓▓▓▓▓▓▓▓▓▓▓▓▓▓▓▓▓▓▓▓▓██████████
░░▒▒▒▒▒▒▒▒▒▒▒▒▒▒▒▒▒▒▒▒▒▒▒▒▒▒▒▒▒▒▒▒▒▒▒▒▒▒▒▒▒▒▒▒▒▒▒▒▒▒▒▒▒▒▒▒▒▒▒▒▒▒        ░░    ░░▒▒▒▒░░▒▒▒▒▒▒▓▓▒▒▓▓░░  ░░░░░░░░                                  ▒▒▓▓▓▓▓▓▓▓▓▓▓▓▓▓▓▓▓▓▓▓▓▓▓▓▓▓▓▓▓▓▓▓▓▓▓▓▓▓▓▓▓▓████████████
░░▒▒▒▒▒▒▒▒▒▒▒▒▒▒▒▒▒▒▒▒▒▒░░▒▒▒▒▒▒▒▒▒▒▒▒▒▒▒▒▒▒▒▒▒▒▒▒▒▒▒▒▒▒▒▒▒▒▒▒▒▒░░  ░░░░        ░░▒▒▒▒▒▒░░▒▒▒▒▒▒▒▒▓▓░░                                        ░░▓▓▓▓▓▓▓▓▓▓▓▓▓▓▓▓▓▓▓▓▓▓▓▓▓▓▓▓▓▓▓▓▓▓▓▓▓▓▓▓▓▓▓▓████████████
░░▒▒▒▒▒▒▒▒▒▒▒▒▒▒▒▒▒▒▒▒░░▒▒░░  ░░░░░░▒▒▒▒░░░░  ░░░░░░░░  ░░░░▒▒░░▒▒░░  ░░        ░░░░▒▒▒▒▒▒▒▒░░▒▒▒▒▒▒                                          ▓▓▓▓▓▓▓▓▓▓▓▓▓▓▓▓▓▓▓▓▓▓▓▓▓▓▓▓▓▓▓▓▓▓▓▓▓▓▓▓▓▓▓▓▓▓████████████
░░▒▒▒▒▒▒▒▒▒▒▒▒▒▒▒▒▒▒▒▒░░░░░░  ░░░░░░░░▒▒░░░░░░░░░░░░░░▒▒░░░░▒▒▒▒▒▒▒▒░░            ░░░░░░▒▒▒▒▒▒▒▒▒▒░░                                  ░░    ▓▓▓▓▓▓▓▓▓▓▓▓▓▓▓▓▓▓▓▓▓▓▓▓▓▓▓▓▓▓▓▓▓▓▓▓▓▓▓▓▓▓▓▓████████████████
░░▒▒▒▒▒▒▒▒▒▒▒▒▒▒▒▒▒▒▒▒▒▒▒▒▒▒▒▒▒▒▒▒▒▒▒▒▒▒▒▒▒▒▒▒▒▒▒▒▒▒▒▒▒▒▒▒▒▒▒▒▒▒▒▒▒▒▒▒░░  ░░░░    ░░    ░░░░░░░░░░    ░░                                  ▓▓▓▓▓▓▓▓▓▓▓▓▓▓▓▓▓▓▓▓▓▓▓▓▓▓▓▓▓▓▓▓▓▓▓▓▓▓▓▓▓▓▓▓▓▓████████████████
░░▒▒▒▒▒▒▒▒▒▒▒▒▒▒▒▒▒▒▒▒▒▒▒▒▒▒▒▒▒▒▒▒▒▒▒▒▒▒▒▒▒▒▒▒▒▒▒▒▒▒▒▒▒▒▒▒▒▒▒▒▒▒▒▒▒▒▒▒▒▒░░    ░░      ░░                                                ▓▓▓▓▓▓▓▓▓▓▓▓▓▓▓▓▓▓▓▓▓▓▓▓▓▓▓▓▓▓▓▓▓▓▓▓▓▓▓▓▓▓▓▓▓▓██████████████████
░░▒▒▒▒▒▒▒▒▒▒▒▒▒▒▒▒▒▒▒▒▒▒▒▒▒▒▒▒▒▒▒▒▒▒▒▒▒▒▒▒▒▒▒▒▒▒▒▒▒▒▒▒▒▒▒▒▒▒▒▒▒▒▒▒▒▒▒▒▒▒▒▒▒▒  ░░                                            ░░      ▒▒▓▓▓▓▓▓▓▓▓▓▓▓▓▓▓▓▓
copy to clipboard 👍 upvote 👎 downvote
fill: spaces toggle palette ▓→✊🏽